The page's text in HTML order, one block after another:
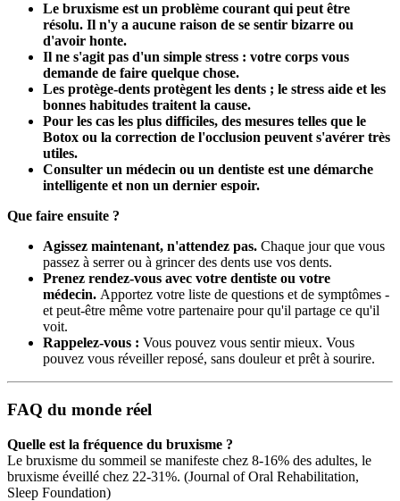
Le bruxisme est un problème courant qui peut être
résolu. Il n'y a aucune raison de se sentir bizarre ou
d'avoir honte.
Il ne s'agit pas d'un simple stress : votre corps vous
demande de faire quelque chose.
Les protège-dents protègent les dents ; le stress aide et les
bonnes habitudes traitent la cause.
Pour les cas les plus difficiles, des mesures telles que le
Botox ou la correction de l'occlusion peuvent s'avérer très
utiles.
Consulter un médecin ou un dentiste est une démarche
intelligente et non un dernier espoir.
Que faire ensuite ?
Agissez maintenant, n'attendez pas. Chaque jour que vous
passez à serrer ou à grincer des dents use vos dents.
Prenez rendez-vous avec votre dentiste ou votre
médecin. Apportez votre liste de questions et de symptômes -
et peut-être même votre partenaire pour qu'il partage ce qu'il
voit.
Rappelez-vous : Vous pouvez vous sentir mieux. Vous
pouvez vous réveiller reposé, sans douleur et prêt à sourire.
FAQ du monde réel
Quelle est la fréquence du bruxisme ?
Le bruxisme du sommeil se manifeste chez 8-16% des adultes, le
bruxisme éveillé chez 22-31%. (Journal of Oral Rehabilitation,
Sleep Foundation)